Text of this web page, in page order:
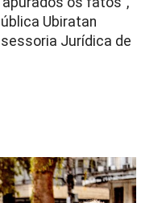
Ubiratan
Jurídica de